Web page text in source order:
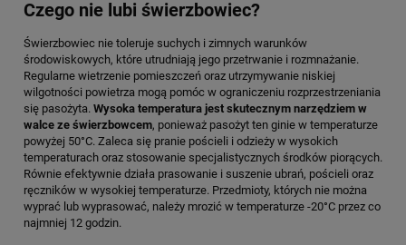
Czego nie lubi świerzbowiec?
Świerzbowiec nie toleruje suchych i zimnych warunków
środowiskowych, które utrudniają jego przetrwanie i rozmnażanie.
Regularne wietrzenie pomieszczeń oraz utrzymywanie niskiej
wilgotności powietrza mogą pomóc w ograniczeniu rozprzestrzeniania
się pasożyta. Wysoka temperatura jest skutecznym narzędziem w
walce ze świerzbowcem, ponieważ pasożyt ten ginie w temperaturze
powyżej 50°C. Zaleca się pranie pościeli i odzieży w wysokich
temperaturach oraz stosowanie specjalistycznych środków piorących.
Równie efektywnie działa prasowanie i suszenie ubrań, pościeli oraz
ręczników w wysokiej temperaturze. Przedmioty, których nie można
wyprać lub wyprasować, należy mrozić w temperaturze -20°C przez co
najmniej 12 godzin.